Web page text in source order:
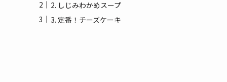
(3)
(1)
2. しじみわかめスープ
3. 定番！チーズケーキ